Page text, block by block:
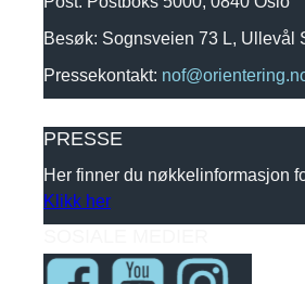
Besøk: Sognsveien 73 L, Ullevål
Pressekontakt:
PRESSE
Her finner du nøkkelinformasjon
Klikk her